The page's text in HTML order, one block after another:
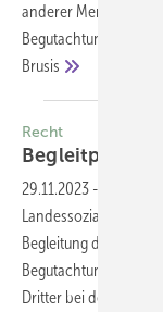
anderer Merkblätter
Begutachtungspraxis
Brusis
Recht
Begleitperson
29.11.2023 -
Landessozialgerichts
Begleitung durch
Begutachtung
Dritter bei der